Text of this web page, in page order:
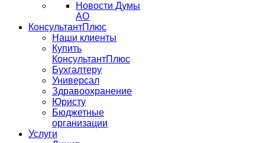
Новости Думы
АО
КонсультантПлюс
Наши клиенты
Купить
КонсультантПлюс
Бухгалтеру
Универсал
Здравоохранение
Юристу
Бюджетные
организации
Услуги